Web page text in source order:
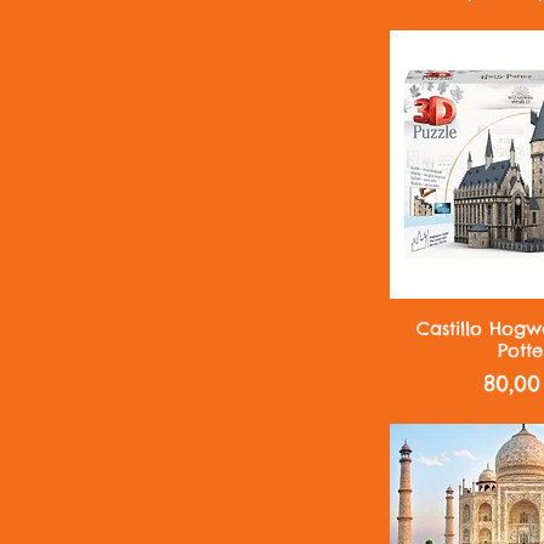
Vista
Castillo